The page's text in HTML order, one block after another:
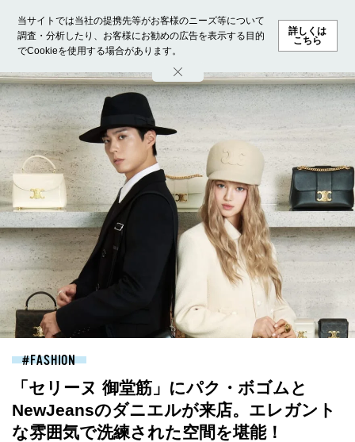
当サイトでは当社の提携先等がお客様のニーズ等について
調査・分析したり、お客様にお勧めの広告を表示する目的
でCookieを使用する場合があります。
詳しくは
こちら
ホーム モデル募集 ランキング ファッション ビューテ
FASHION
「セリーヌ 御堂筋」にパク・ボゴムと
NewJeansのダニエルが来店。エレガント
な雰囲気で洗練された空間を堪能！